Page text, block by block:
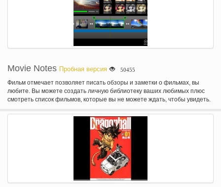
Movie Notes Пробная версия 50455
Фильм отмечает позволяет писать обзоры и заметки о фильмах, вы
любите. Вы можете создать личную библиотеку ваших любимых плюс
смотреть список фильмов, которые вы не можете ждать, чтобы увидеть.